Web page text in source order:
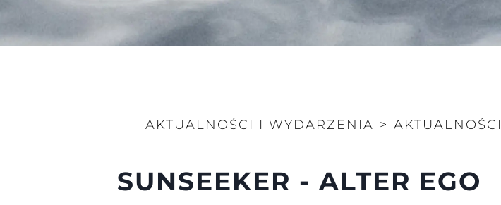
AKTUALNOŚCI I WYDARZENIA > AKTUALNOŚCI
SUNSEEKER - ALTER EGO